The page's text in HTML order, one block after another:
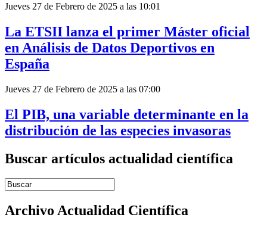
Jueves 27 de Febrero de 2025 a las 10:01
La ETSII lanza el primer Máster oficial
en Análisis de Datos Deportivos en
España
Jueves 27 de Febrero de 2025 a las 07:00
El PIB, una variable determinante en la
distribución de las especies invasoras
Buscar artículos actualidad científica
Introduce términos de búsqueda
Archivo Actualidad Científica